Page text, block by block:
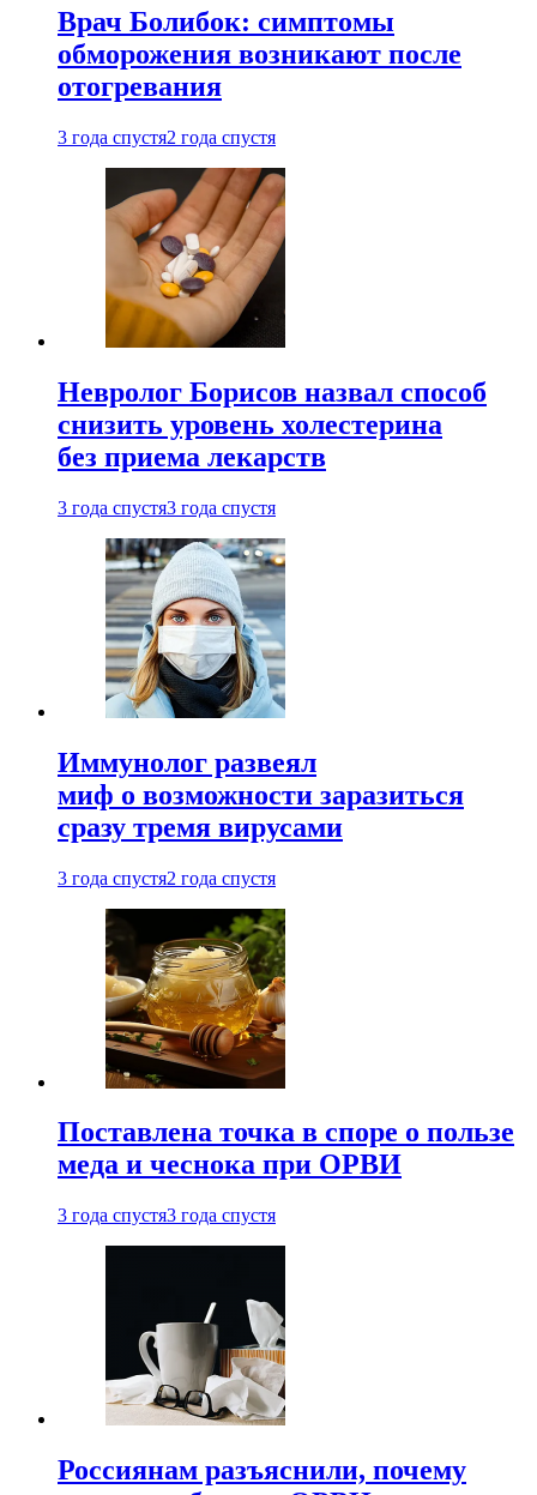
Врач Болибок: симптомы
обморожения возникают после
отогревания
3 года спустя2 года спустя
Невролог Борисов назвал способ
снизить уровень холестерина
без приема лекарств
3 года спустя3 года спустя
Иммунолог развеял
миф о возможности заразиться
сразу тремя вирусами
3 года спустя2 года спустя
Поставлена точка в споре о пользе
меда и чеснока при ОРВИ
3 года спустя3 года спустя
Россиянам разъяснили, почему